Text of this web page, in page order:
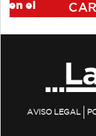
AVISO LEGAL